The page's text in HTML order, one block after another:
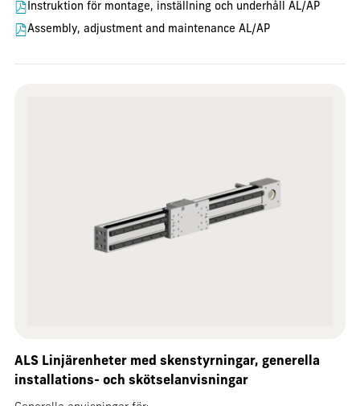
Instruktion för montage, inställning och underhåll AL/AP
Assembly, adjustment and maintenance AL/AP
ALS Linjärenheter med skenstyrningar, generella
installations- och skötselanvisningar